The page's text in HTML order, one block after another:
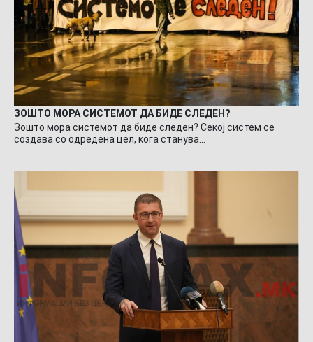
ЗОШТО МОРА СИСТЕМОТ ДА БИДЕ СЛЕДЕН?
Зошто мора системот да биде следен? Секој систем се
создава со одредена цел, кога станува…